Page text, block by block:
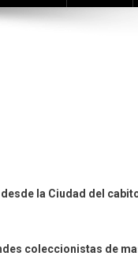
la Ciudad del
coleccionistas de